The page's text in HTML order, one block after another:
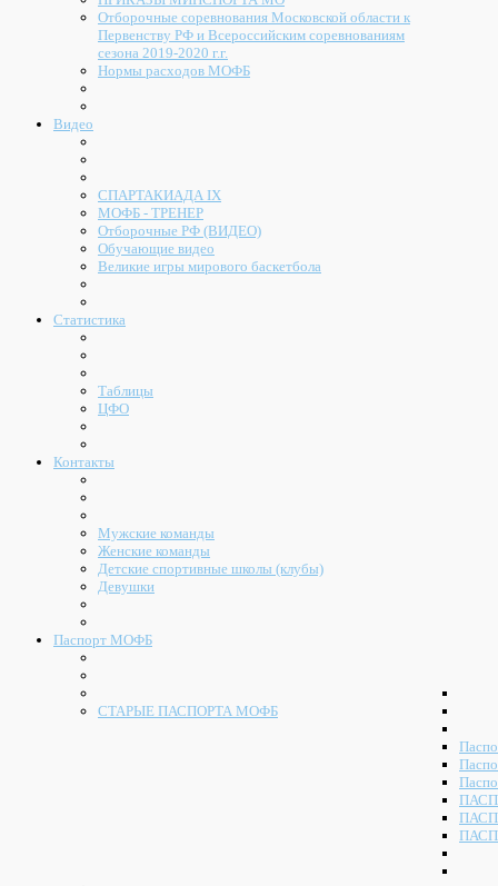
Отборочные соревнования Московской области к
Первенству РФ и Всероссийским соревнованиям
сезона 2019-2020 г.г.
Нормы расходов МОФБ
Видео
СПАРТАКИАДА IX
МОФБ - ТРЕНЕР
Отборочные РФ (ВИДЕО)
Обучающие видео
Великие игры мирового баскетбола
Статистика
Таблицы
ЦФО
Контакты
Мужские команды
Женские команды
Детские спортивные школы (клубы)
Девушки
Паспорт МОФБ
СТАРЫЕ ПАСПОРТА МОФБ